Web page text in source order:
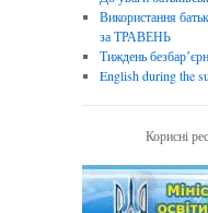
Використання
за ТРАВЕНЬ
Тиждень
English during the
Корисні